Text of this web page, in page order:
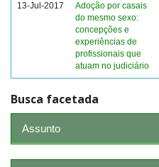
13-Jul-2017
Adoção por casais
do mesmo sexo:
concepções e
experiências de
profissionais que
atuam no judiciário
Busca facetada
Assunto